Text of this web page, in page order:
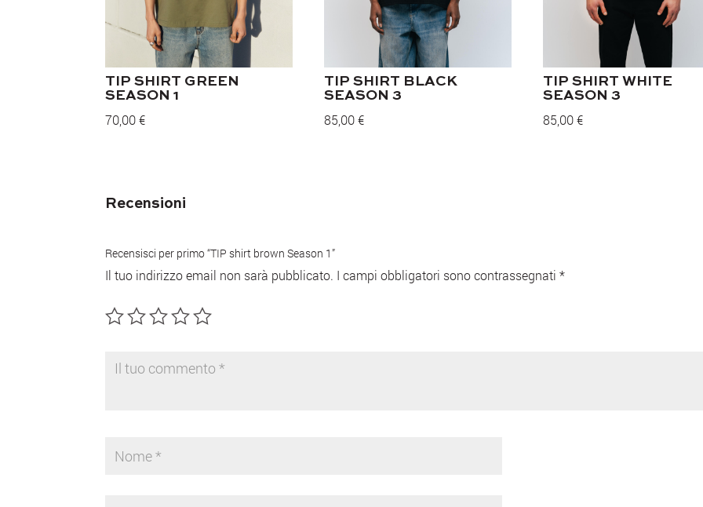
TIP SHIRT GREEN
SEASON 1
70,00€
TIP SHIRT BLACK
SEASON 3
85,00€
TIP SHIRT WHITE
SEASON 3
85,00€
Recensioni
Recensisci per primo “TIP shirt brown Season 1”
Il tuo indirizzo email non sarà pubblicato. I campi obbligatori sono contrassegnati*